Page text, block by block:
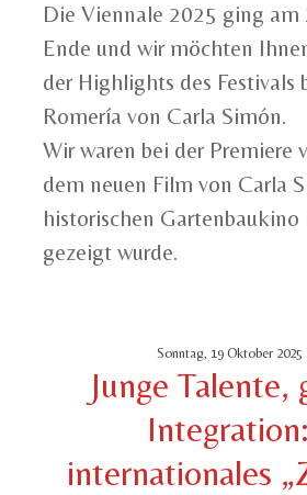
Die Viennale 2025 ging am
Ende und wir möchten
der Highlights des Festivals
Romería von Carla Simón.
Wir waren bei der Premiere
dem neuen Film von Carla
historischen Gartenbaukino
gezeigt wurde.
Sonntag, 19 Oktober 2025
Junge Talente,
internationales